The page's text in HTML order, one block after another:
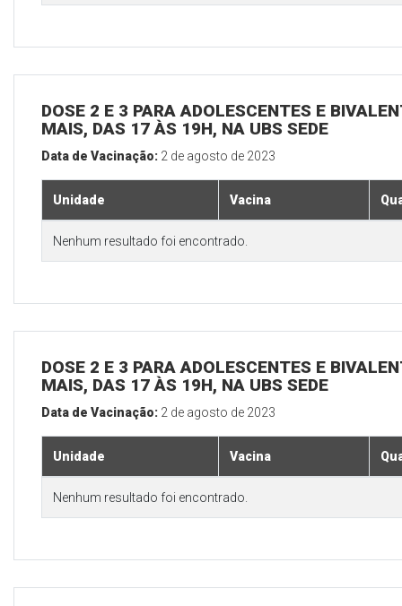
DOSE 2 E 3 PARA ADOLESCENTES E
MAIS, DAS 17 ÀS 19H, NA UBS SEDE
Data de Vacinação: 2 de agosto de 2023
Unidade Vacina
Nenhum resultado foi encontrado.
DOSE 2 E 3 PARA ADOLESCENTES E
MAIS, DAS 17 ÀS 19H, NA UBS SEDE
Data de Vacinação: 2 de agosto de 2023
Unidade Vacina
Nenhum resultado foi encontrado.